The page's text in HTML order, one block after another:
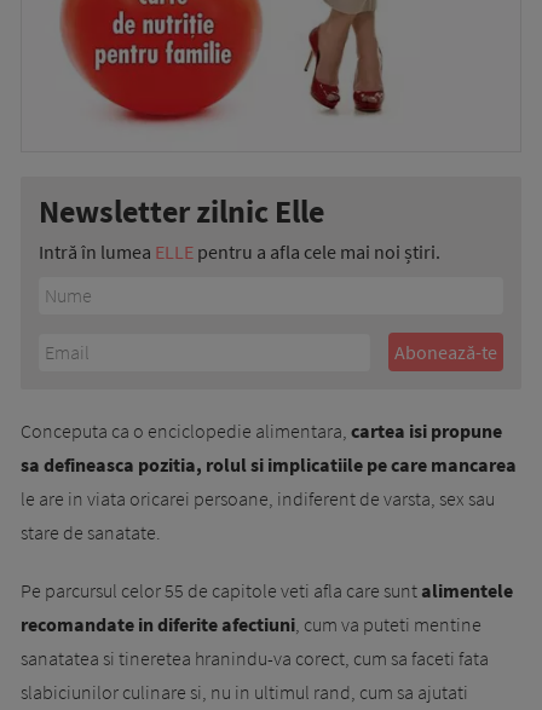
Newsletter zilnic Elle
Intră în lumea ELLE pentru a afla cele mai noi știri.
Conceputa ca o enciclopedie alimentara, cartea isi propune
sa defineasca pozitia, rolul si implicatiile pe care mancarea
le are in viata oricarei persoane, indiferent de varsta, sex sau
stare de sanatate.
Pe parcursul celor 55 de capitole veti afla care sunt alimentele
recomandate in diferite afectiuni , cum va puteti mentine
sanatatea si tineretea hranindu-va corect, cum sa faceti fata
slabiciunilor culinare si, nu in ultimul rand, cum sa ajutati